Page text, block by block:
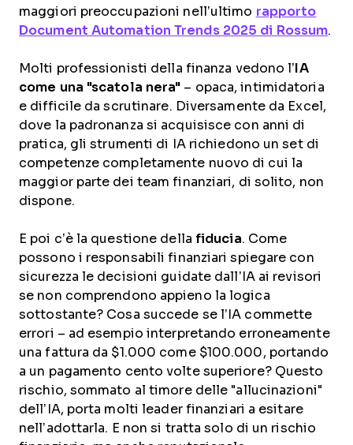
maggiori preoccupazioni nell’ultimo rapporto
Document Automation Trends 2025 di Rossum.
Molti professionisti della finanza vedono l’ IA
come una "scatola nera" – opaca, intimidatoria
e difficile da scrutinare. Diversamente da Excel,
dove la padronanza si acquisisce con anni di
pratica, gli strumenti di IA richiedono un set di
competenze completamente nuovo di cui la
maggior parte dei team finanziari, di solito, non
dispone.
E poi c’è la questione della fiducia. Come
possono i responsabili finanziari spiegare con
sicurezza le decisioni guidate dall’IA ai revisori
se non comprendono appieno la logica
sottostante? Cosa succede se l’IA commette
errori – ad esempio interpretando erroneamente
una fattura da $1.000 come $100.000, portando
a un pagamento cento volte superiore? Questo
rischio, sommato al timore delle "allucinazioni"
dell’IA, porta molti leader finanziari a esitare
nell’adottarla. E non si tratta solo di un rischio